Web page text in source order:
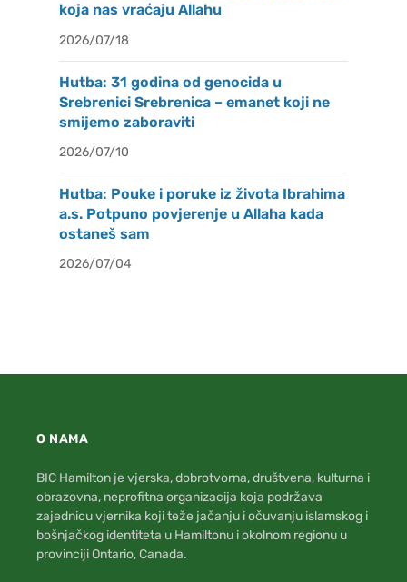
koja nas vraćaju Allahu
2026/07/18
Hutba: 31 godina od genocida u
Srebrenici Srebrenica – emanet koji ne
smijemo zaboraviti
2026/07/10
Hutba: Pouke i poruke iz života Ibrahima
a.s. Potpuno povjerenje u Allaha kada
ostaneš sam
2026/07/04
O NAMA
BIC Hamilton je vjerska, dobrotvorna, društvena, kulturna i
obrazovna, neprofitna organizacija koja podržava
zajednicu vjernika koji teže jačanju i očuvanju islamskog i
bošnjačkog identiteta u Hamiltonu i okolnom regionu u
provinciji Ontario, Canada.